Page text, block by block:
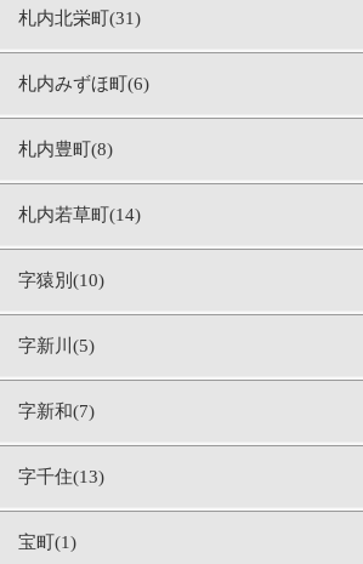
札内北栄町(31)
札内みずほ町(6)
札内豊町(8)
札内若草町(14)
字猿別(10)
字新川(5)
字新和(7)
字千住(13)
宝町(1)